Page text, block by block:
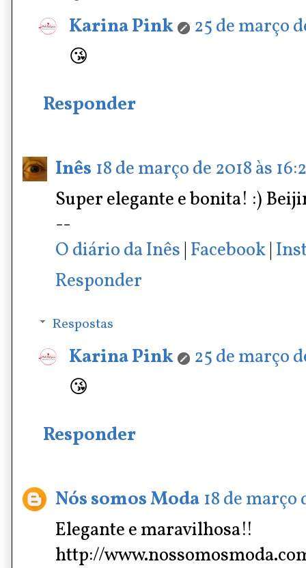
Karina Pink
25 de março
😘
Responder
Inês 18 de março de 2018 às
Super elegante e bonita! :)
--
O diário da Inês| Facebook|
Responder
Respostas
Karina Pink
25 de março
😘
Responder
Nós somos Moda 18 de março
Elegante e maravilhosa!!
http://